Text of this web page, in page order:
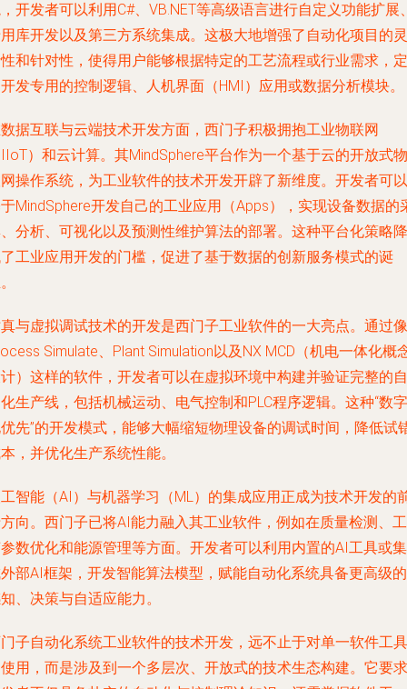
开发者可以利用C#、VB.NET等高级语言进行自定义功能扩展
库开发以及第三方系统集成。这极大地增强了自动化项目的灵
和针对性，使得用户能够根据特定的工艺流程或行业需求，定
发专用的控制逻辑、人机界面（HMI）应用或数据分析模块。
据互联与云端技术开发方面，西门子积极拥抱工业物联网
）和云计算。其MindSphere平台作为一个基于云的开放式物
操作系统，为工业软件的技术开发开辟了新维度。开发者可以
MindSphere开发自己的工业应用（Apps），实现设备数据的
分析、可视化以及预测性维护算法的部署。这种平台化策略降
工业应用开发的门槛，促进了基于数据的创新服务模式的诞
与虚拟调试技术的开发是西门子工业软件的一大亮点。通过像
Simulate、Plant Simulation以及NX MCD（机电一体化概
）这样的软件，开发者可以在虚拟环境中构建并验证完整的自
生产线，包括机械运动、电气控制和PLC程序逻辑。这种“数字
先”的开发模式，能够大幅缩短物理设备的调试时间，降低试
，并优化生产系统性能。
智能（AI）与机器学习（ML）的集成应用正成为技术开发的
向。西门子已将AI能力融入其工业软件，例如在质量检测、工
数优化和能源管理等方面。开发者可以利用内置的AI工具或集
部AI框架，开发智能算法模型，赋能自动化系统具备更高级的
、决策与自适应能力。
子自动化系统工业软件的技术开发，远不止于对单一软件工具
用，而是涉及到一个多层次、开放式的技术生态构建。它要求